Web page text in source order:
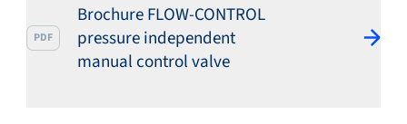
PDF
Brochure FLOW-CONTROL
pressure independent
manual control valve